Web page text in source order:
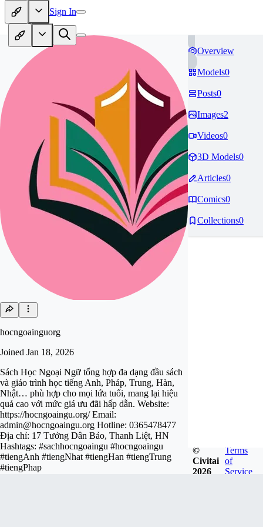
Sign In
hocngoainguorg
Joined Jan 18, 2026
Sách Học Ngoại Ngữ tổng hợp đa dạng đầu sách
và giáo trình học tiếng Anh, Pháp, Trung, Hàn,
Nhật… phù hợp cho mọi lứa tuổi, mang lại hiệu
quả cao với mức giá ưu đãi hấp dẫn. Website:
https://hocngoaingu.org/ Email:
admin@hocngoaingu.org Hotline: 0365478477
Địa chỉ: 17 Tưởng Dân Bảo, Thanh Liệt, HN
Hashtags: #sachhocngoaingu #hocngoaingu
#tiengAnh #tiengNhat #tiengHan #tiengTrung
#tiengPhap
Overview
Models0
Posts0
Images2
Videos0
3D Models0
Articles0
Comics0
Collections0
©
Civitai
2026
Terms
of
Service